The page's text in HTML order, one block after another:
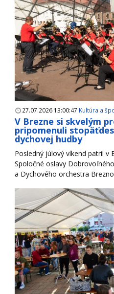
27.07.2026 13:00:47 Kultúra a
V Brezne si skvelým
pripomenuli
dychovej hudby
Posledný júlový víkend patril v
Spoločné oslavy
a Dychového orchestra Brezno